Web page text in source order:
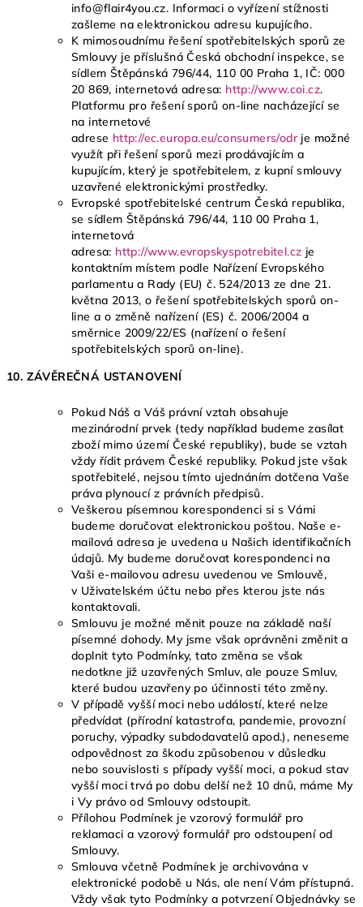
info@flair4you.cz. Informaci o vyřízení stížnosti
zašleme na elektronickou adresu kupujícího.
K mimosoudnímu řešení spotřebitelských sporů ze
Smlouvy je příslušná Česká obchodní inspekce, se
sídlem Štěpánská 796/44, 110 00 Praha 1, IČ: 000
20 869, internetová adresa: http://www.coi.cz.
Platformu pro řešení sporů on-line nacházející se
na internetové
adrese http://ec.europa.eu/consumers/odrje možné
využít při řešení sporů mezi prodávajícím a
kupujícím, který je spotřebitelem, z kupní smlouvy
uzavřené elektronickými prostředky.
Evropské spotřebitelské centrum Česká republika,
se sídlem Štěpánská 796/44, 110 00 Praha 1,
internetová
adresa: http://www.evropskyspotrebitel.cz je
kontaktním místem podle Nařízení Evropského
parlamentu a Rady (EU) č. 524/2013 ze dne 21.
května 2013, o řešení spotřebitelských sporů on-
line a o změně nařízení (ES) č. 2006/2004 a
směrnice 2009/22/ES (nařízení o řešení
spotřebitelských sporů on-line).
10. ZÁVĚREČNÁ USTANOVENÍ
Pokud Náš a Váš právní vztah obsahuje
mezinárodní prvek (tedy například budeme zasílat
zboží mimo území České republiky), bude se vztah
vždy řídit právem České republiky. Pokud jste však
spotřebitelé, nejsou tímto ujednáním dotčena Vaše
práva plynoucí z právních předpisů.
Veškerou písemnou korespondenci si s Vámi
budeme doručovat elektronickou poštou. Naše e-
mailová adresa je uvedena u Našich identifikačních
údajů. My budeme doručovat korespondenci na
Vaši e-mailovou adresu uvedenou ve Smlouvě,
v Uživatelském účtu nebo přes kterou jste nás
kontaktovali.
Smlouvu je možné měnit pouze na základě naší
písemné dohody. My jsme však oprávněni změnit a
doplnit tyto Podmínky, tato změna se však
nedotkne již uzavřených Smluv, ale pouze Smluv,
které budou uzavřeny po účinnosti této změny.
V případě vyšší moci nebo událostí, které nelze
předvídat (přírodní katastrofa, pandemie, provozní
poruchy, výpadky subdodavatelů apod.), neneseme
odpovědnost za škodu způsobenou v důsledku
nebo souvislosti s případy vyšší moci, a pokud stav
vyšší moci trvá po dobu delší než 10 dnů, máme My
i Vy právo od Smlouvy odstoupit.
Přílohou Podmínek je vzorový formulář pro
reklamaci a vzorový formulář pro odstoupení od
Smlouvy.
Smlouva včetně Podmínek je archivována v
elektronické podobě u Nás, ale není Vám přístupná.
Vždy však tyto Podmínky a potvrzení Objednávky se